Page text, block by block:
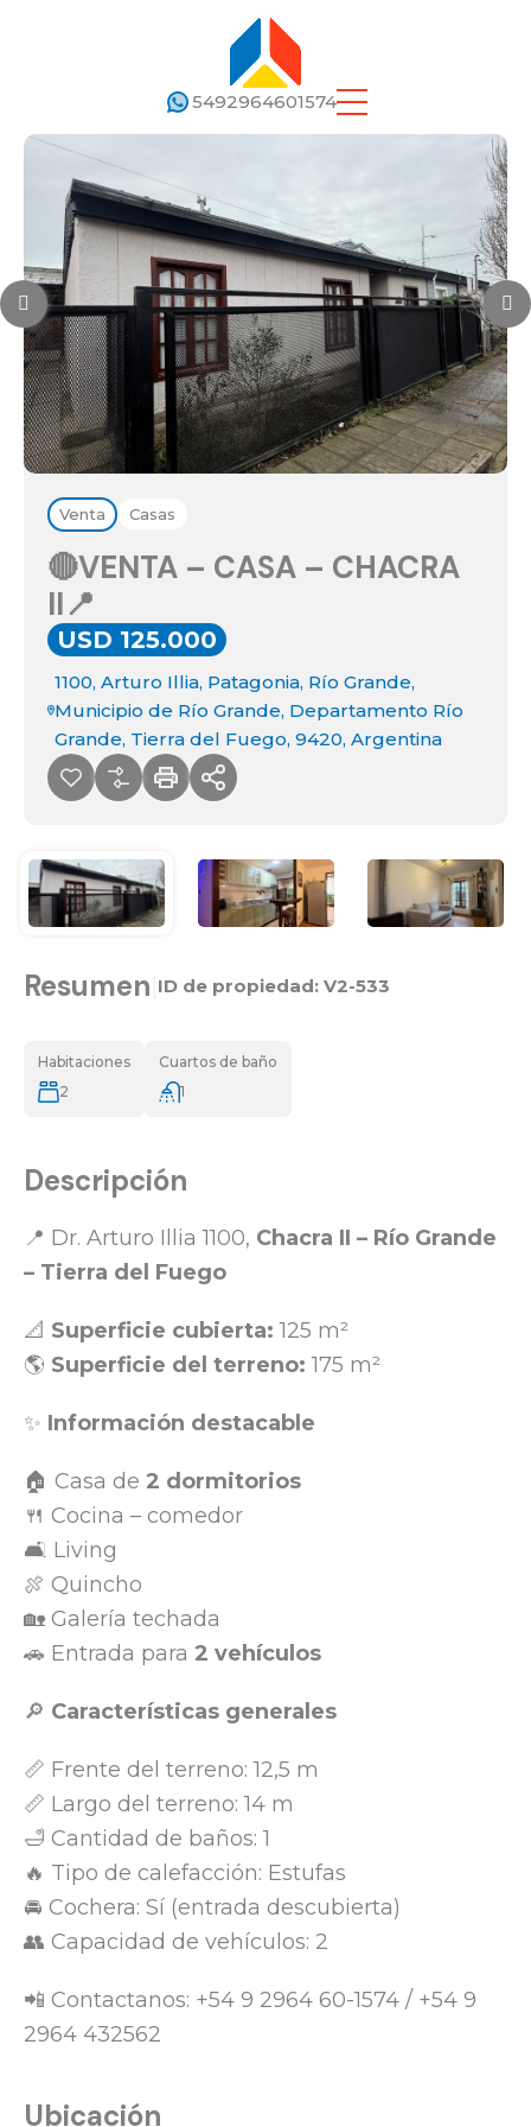
5492964601574
Venta Casas
🔴VENTA – CASA – CHACRA
II📍
USD 125.000
1100, Arturo Illia, Patagonia, Río Grande,
Municipio de Río Grande, Departamento Río
Grande, Tierra del Fuego, 9420, Argentina
Resumen ID de propiedad: V2-533
Habitaciones
2
Cuartos de baño
1
Descripción
📍 Dr. Arturo Illia 1100, Chacra II – Río Grande
– Tierra del Fuego
📐 Superficie cubierta: 125 m²
🌎 Superficie del terreno: 175 m²
✨ Información destacable
🏠 Casa de 2 dormitorios
🍴 Cocina – comedor
🛋️ Living
🍖 Quincho
🏡 Galería techada
🚗 Entrada para 2 vehículos
🔎 Características generales
📏 Frente del terreno: 12,5 m
📏 Largo del terreno: 14 m
🛁 Cantidad de baños: 1
🔥 Tipo de calefacción: Estufas
🚘 Cochera: Sí (entrada descubierta)
👥 Capacidad de vehículos: 2
📲 Contactanos: +54 9 2964 60-1574 / +54 9
2964 432562
Ubicación